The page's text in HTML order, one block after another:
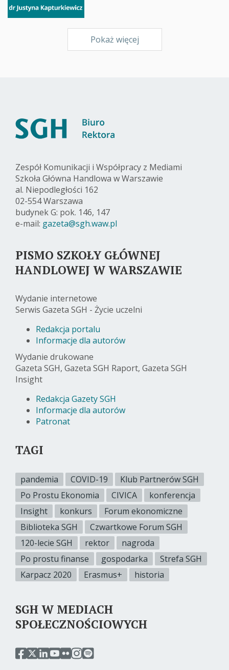
Pokaż więcej
Zespół Komunikacji i Współpracy z Mediami
Szkoła Główna Handlowa w Warszawie
al. Niepodległości 162
02-554 Warszawa
budynek G: pok. 146, 147
e-mail: gazeta@sgh.waw.pl
PISMO SZKOŁY GŁÓWNEJ
HANDLOWEJ W WARSZAWIE
Wydanie internetowe
Serwis Gazeta SGH - Życie uczelni
Redakcja portalu
Informacje dla autorów
Wydanie drukowane
Gazeta SGH, Gazeta SGH Raport, Gazeta SGH
Insight
Redakcja Gazety SGH
Informacje dla autorów
Patronat
TAGI
pandemia COVID-19
Klub Partnerów SGH
Po Prostu Ekonomia
CIVICA
konferencja
Insight
konkurs
Forum ekonomiczne
Biblioteka SGH
Czwartkowe Forum SGH
120-lecie SGH
rektor
nagroda
Po prostu finanse
gospodarka
Strefa SGH
Karpacz 2020
Erasmus+ historia
SGH W MEDIACH
SPOŁECZNOŚCIOWYCH
przejdź
przejdź
przejdź
przejdź
przejdź
przejdźprzejdź